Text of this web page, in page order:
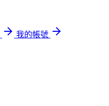
我的帳號